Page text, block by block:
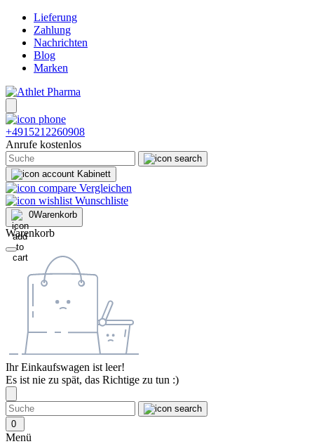
Lieferung
Zahlung
Nachrichten
Blog
Marken
+4915212260908
Anrufe kostenlos
Kabinett
Vergleichen
Wunschliste
0Warenkorb
Warenkorb
Ihr Einkaufswagen ist leer!
Es ist nie zu spät, das Richtige zu tun :)
0
Menü